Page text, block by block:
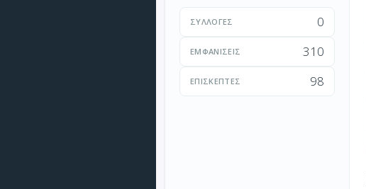
ΣΥΛΛΟΓΈΣ 0
ΕΜΦΑΝΊΣΕΙΣ 310
ΕΠΙΣΚΈΠΤΕΣ 98